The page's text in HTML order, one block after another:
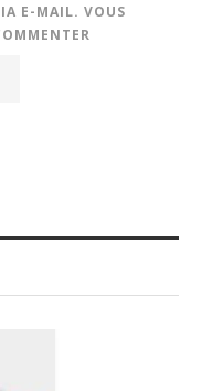
E-MAIL. VOUS